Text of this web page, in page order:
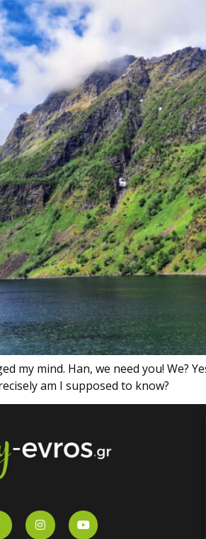
mind. Han, we need you! We?
am I supposed to know?